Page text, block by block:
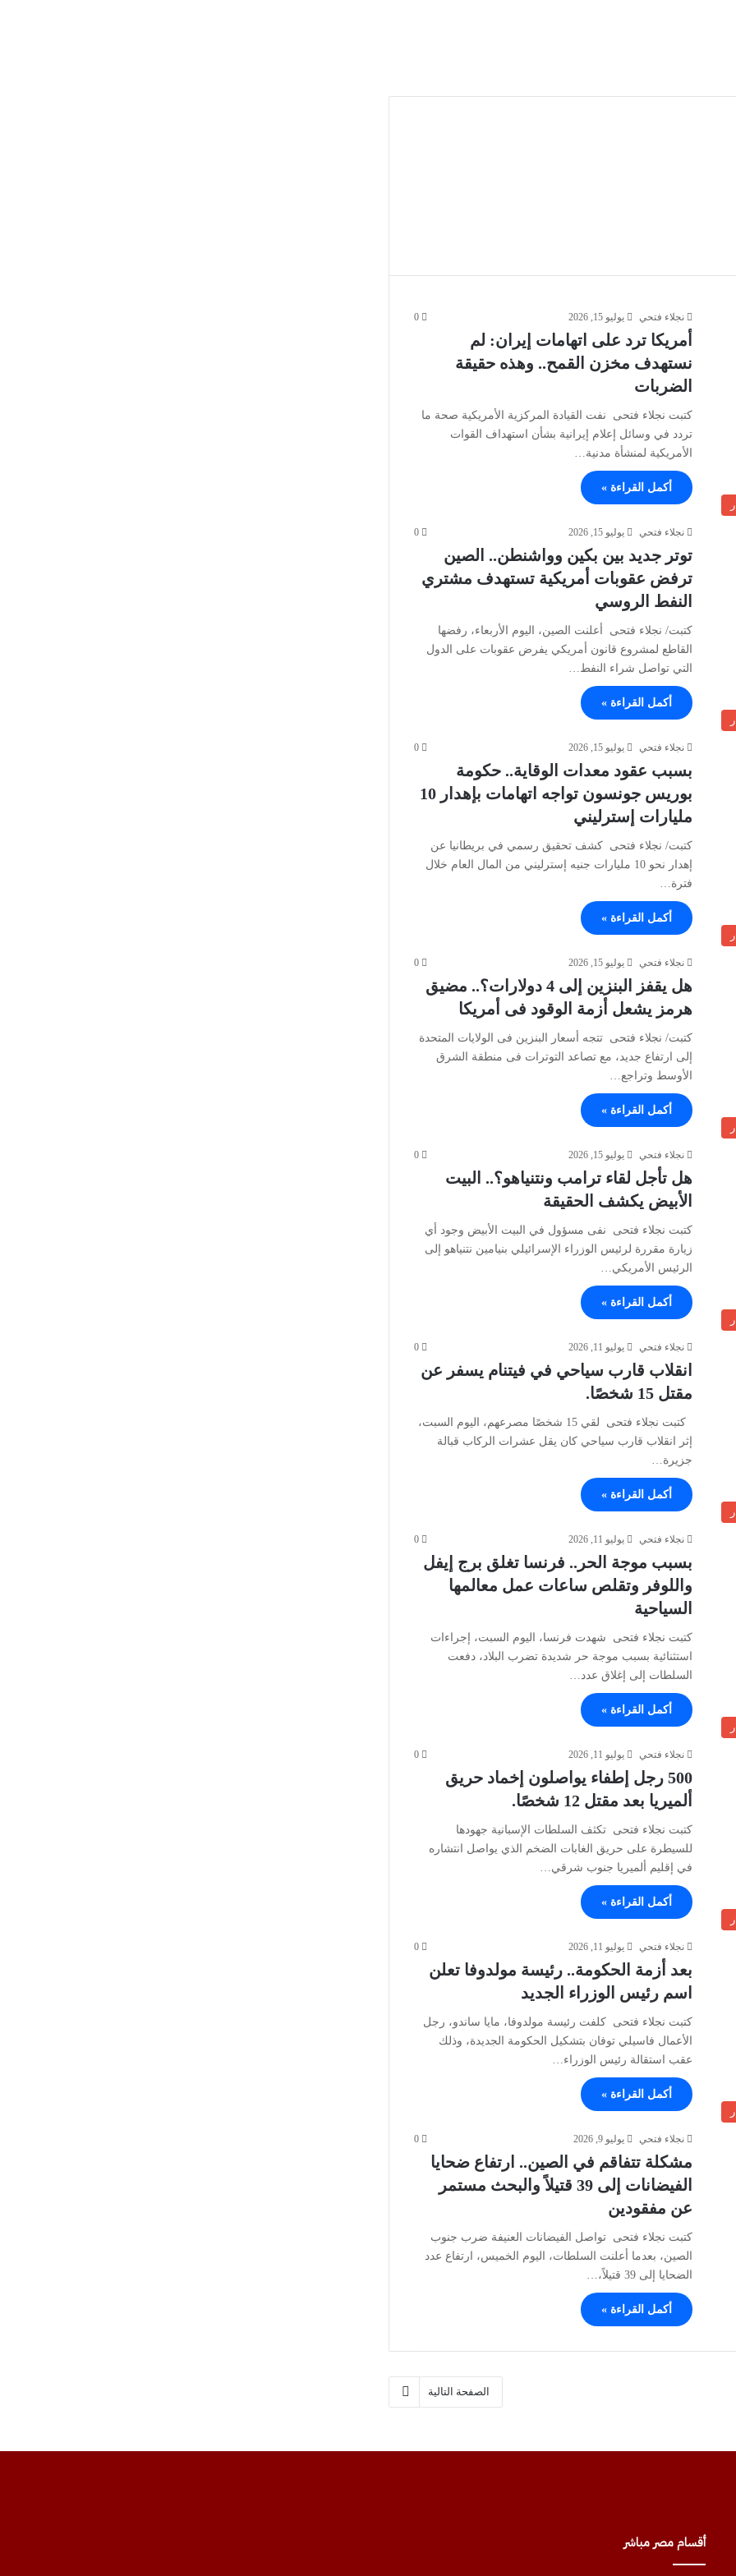
نجلاء فتحي يوليو 15, 2026 0
أمريكا ترد على اتهامات إيران: لم
نستهدف مخزن القمح.. وهذه حقيقة
الضربات
كتبت نجلاء فتحى نفت القيادة المركزية الأمريكية صحة ما
تردد في وسائل إعلام إيرانية بشأن استهداف القوات
الأمريكية لمنشأة مدنية…
أكمل القراءة »
نجلاء فتحي يوليو 15, 2026 0
توتر جديد بين بكين وواشنطن.. الصين
ترفض عقوبات أمريكية تستهدف مشتري
النفط الروسي
كتبت/ نجلاء فتحى أعلنت الصين، اليوم الأربعاء، رفضها
القاطع لمشروع قانون أمريكي يفرض عقوبات على الدول
التي تواصل شراء النفط…
أكمل القراءة »
نجلاء فتحي يوليو 15, 2026 0
بسبب عقود معدات الوقاية.. حكومة
بوريس جونسون تواجه اتهامات بإهدار 10
مليارات إسترليني
كتبت/ نجلاء فتحى كشف تحقيق رسمي في بريطانيا عن
إهدار نحو 10 مليارات جنيه إسترليني من المال العام خلال
فترة…
أكمل القراءة »
نجلاء فتحي يوليو 15, 2026 0
هل يقفز البنزين إلى 4 دولارات؟.. مضيق
هرمز يشعل أزمة الوقود فى أمريكا
كتبت/ نجلاء فتحى تتجه أسعار البنزين فى الولايات المتحدة
إلى ارتفاع جديد، مع تصاعد التوترات فى منطقة الشرق
الأوسط وتراجع…
أكمل القراءة »
نجلاء فتحي يوليو 15, 2026 0
هل تأجل لقاء ترامب ونتنياهو؟.. البيت
الأبيض يكشف الحقيقة
كتبت نجلاء فتحى نفى مسؤول في البيت الأبيض وجود أي
زيارة مقررة لرئيس الوزراء الإسرائيلي بنيامين نتنياهو إلى
الرئيس الأمريكي…
أكمل القراءة »
نجلاء فتحي يوليو 11, 2026 0
انقلاب قارب سياحي في فيتنام يسفر عن
مقتل 15 شخصًا.
كتبت نجلاء فتحى لقي 15 شخصًا مصرعهم، اليوم السبت،
إثر انقلاب قارب سياحي كان يقل عشرات الركاب قبالة
جزيرة…
أكمل القراءة »
نجلاء فتحي يوليو 11, 2026 0
بسبب موجة الحر.. فرنسا تغلق برج إيفل
واللوفر وتقلص ساعات عمل معالمها
السياحية
كتبت نجلاء فتحى شهدت فرنسا، اليوم السبت، إجراءات
استثنائية بسبب موجة حر شديدة تضرب البلاد، دفعت
السلطات إلى إغلاق عدد…
أكمل القراءة »
نجلاء فتحي يوليو 11, 2026 0
500 رجل إطفاء يواصلون إخماد حريق
ألميريا بعد مقتل 12 شخصًا.
كتبت نجلاء فتحى تكثف السلطات الإسبانية جهودها
للسيطرة على حريق الغابات الضخم الذي يواصل انتشاره
في إقليم ألميريا جنوب شرقي…
أكمل القراءة »
نجلاء فتحي يوليو 11, 2026 0
بعد أزمة الحكومة.. رئيسة مولدوفا تعلن
اسم رئيس الوزراء الجديد
كتبت نجلاء فتحى كلفت رئيسة مولدوفا، مايا ساندو، رجل
الأعمال فاسيلي توفان بتشكيل الحكومة الجديدة، وذلك
عقب استقالة رئيس الوزراء…
أكمل القراءة »
نجلاء فتحي يوليو 9, 2026 0
مشكلة تتفاقم في الصين.. ارتفاع ضحايا
الفيضانات إلى 39 قتيلاً والبحث مستمر
عن مفقودين
كتبت نجلاء فتحى تواصل الفيضانات العنيفة ضرب جنوب
الصين، بعدما أعلنت السلطات، اليوم الخميس، ارتفاع عدد
الضحايا إلى 39 قتيلاً،…
أكمل القراءة »
الصفحة التالية
أقسام مصر مباشر